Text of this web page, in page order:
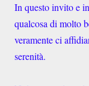
In questo invito e
qualcosa di molto
veramente ci
serenità.